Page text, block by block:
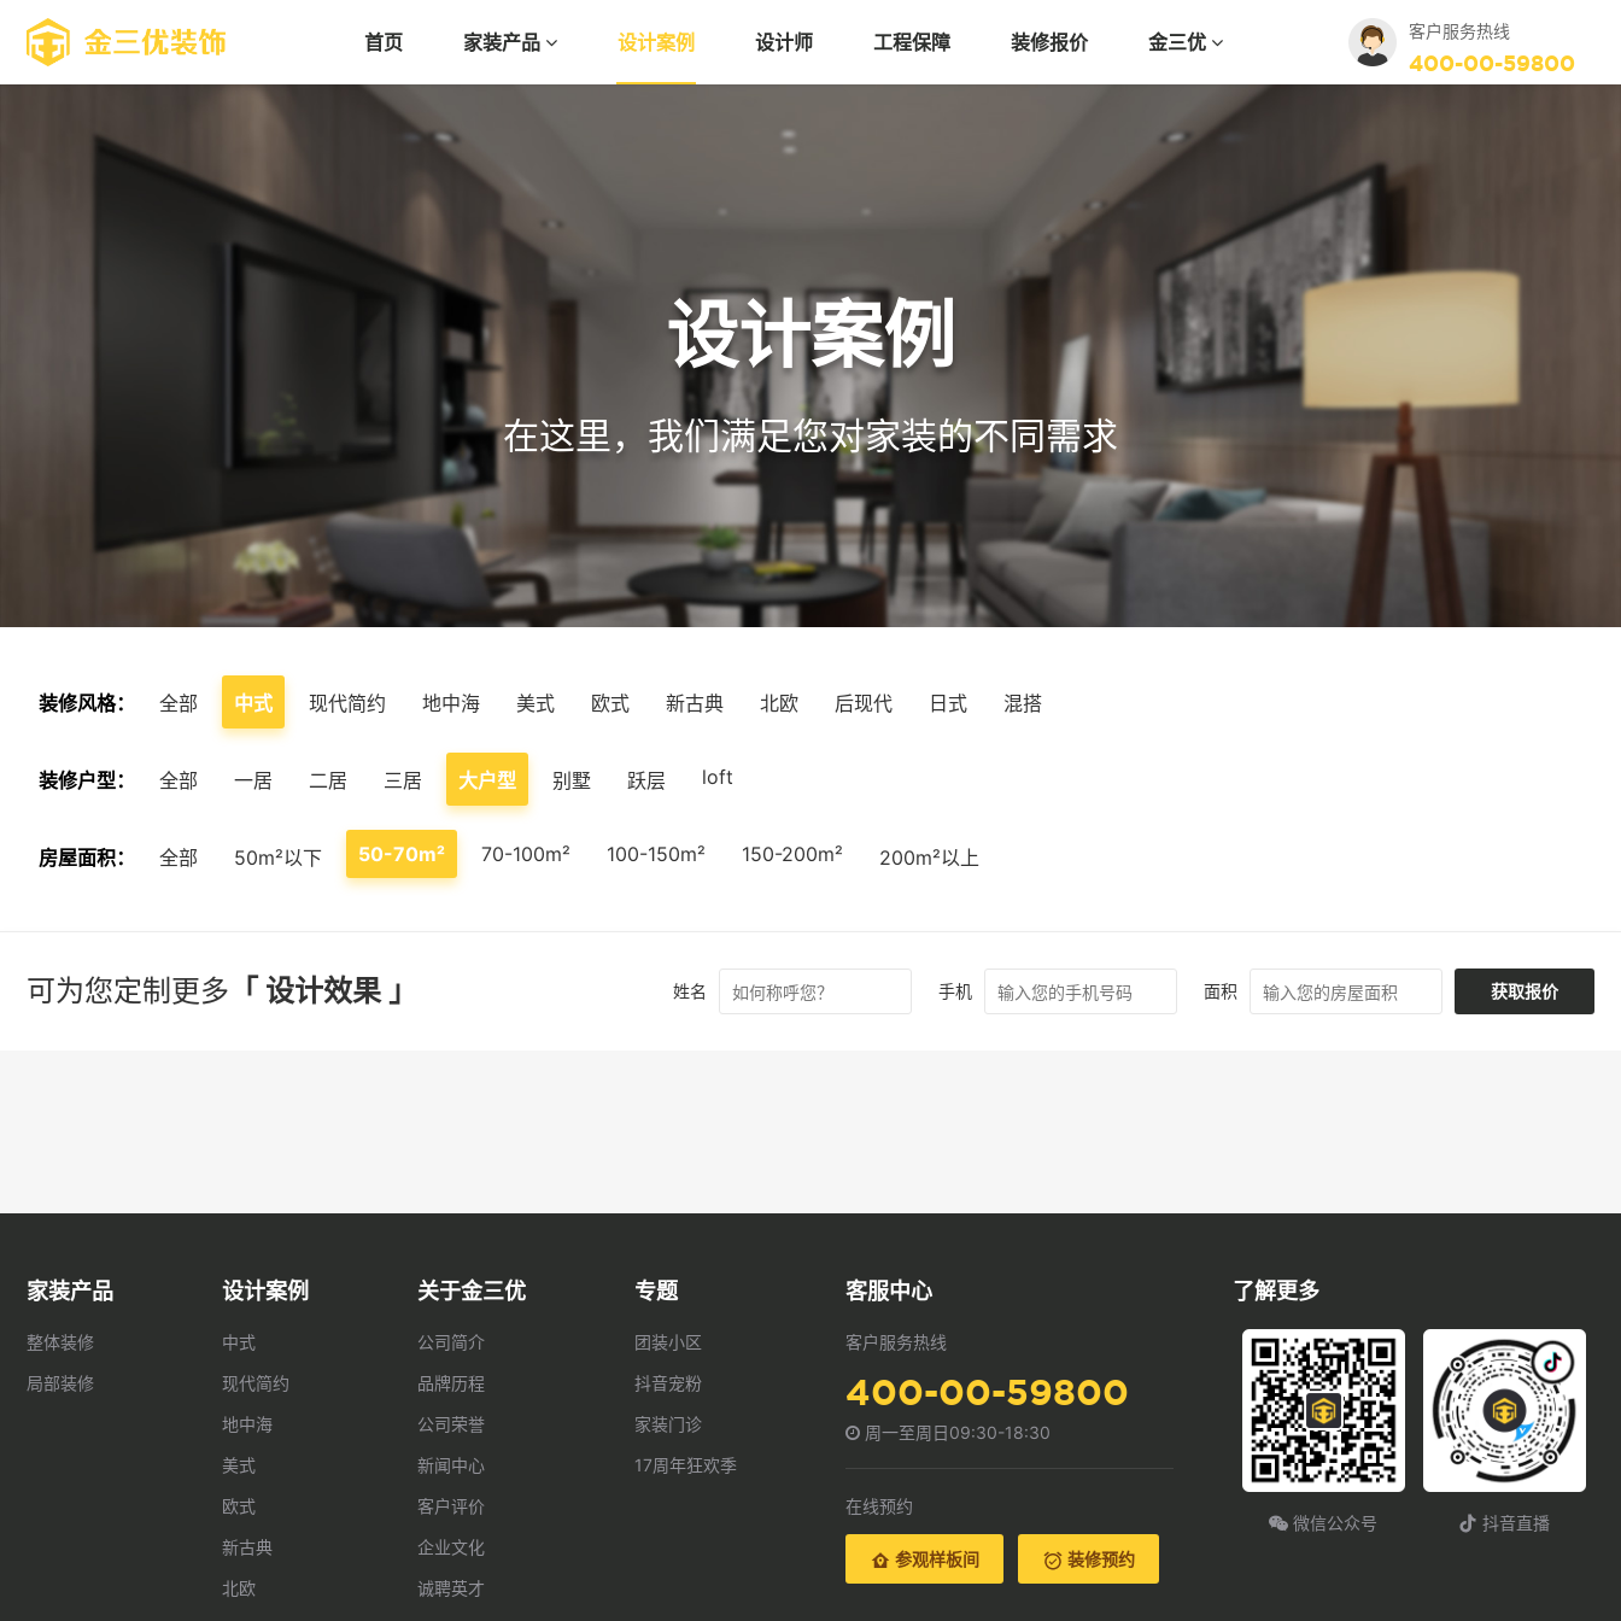
首页 家装产品 设计案例 设计师 工程保障 装修报价 金三优 客户服务热线
400-00-59800
设计案例
在这里，我们满足您对家装的不同需求
装修风格： 全部 中式 现代简约 地中海 美式 欧式 新古典 北欧 后现代 日式 混搭
装修户型： 全部 一居 二居 三居 大户型 别墅 跃层 loft
房屋面积： 全部 50m²以下 50-70m² 70-100m² 100-150m² 150-200m² 200m²以上
可为您定制更多 「 设计效果 」 姓名 手机 面积 获取报价
家装产品
整体装修
局部装修
设计案例
中式
现代简约
地中海
美式
欧式
新古典
北欧
关于金三优
公司简介
品牌历程
公司荣誉
新闻中心
客户评价
企业文化
诚聘英才
专题
团装小区
抖音宠粉
家装门诊
17周年狂欢季
客服中心
客户服务热线
400-00-59800
周一至周日09:30-18:30
在线预约
参观样板间 装修预约
了解更多
微信公众号 抖音直播